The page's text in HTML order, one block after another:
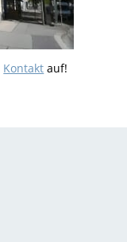
Kontakt auf!